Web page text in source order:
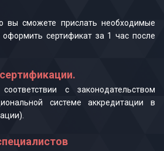
вы сможете прислать необходимые
сертификат за 1 час после
с законодательством
системе аккредитации в